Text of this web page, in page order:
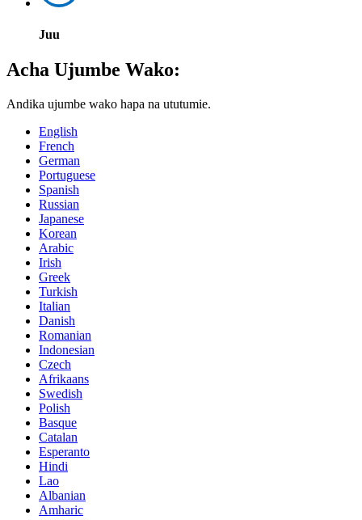
Juu
Acha Ujumbe Wako:
Andika ujumbe wako hapa na ututumie.
English
French
German
Portuguese
Spanish
Russian
Japanese
Korean
Arabic
Irish
Greek
Turkish
Italian
Danish
Romanian
Indonesian
Czech
Afrikaans
Swedish
Polish
Basque
Catalan
Esperanto
Hindi
Lao
Albanian
Amharic